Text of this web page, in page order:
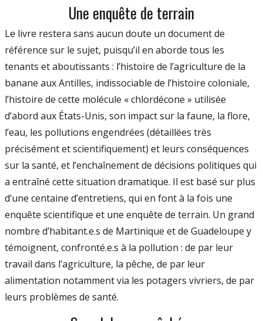
Une enquête de terrain
Le livre restera sans aucun doute un document de
référence sur le sujet, puisqu’il en aborde tous les
tenants et aboutissants : l’histoire de l’agriculture de la
banane aux Antilles, indissociable de l’histoire coloniale,
l’histoire de cette molécule « chlordécone » utilisée
d’abord aux États-Unis, son impact sur la faune, la flore,
l’eau, les pollutions engendrées (détaillées très
précisément et scientifiquement) et leurs conséquences
sur la santé, et l’enchaînement de décisions politiques qui
a entraîné cette situation dramatique. Il est basé sur plus
d’une centaine d’entretiens, qui en font à la fois une
enquête scientifique et une enquête de terrain. Un grand
nombre d’habitant.e.s de Martinique et de Guadeloupe y
témoignent, confronté.e.s à la pollution : de par leur
travail dans l’agriculture, la pêche, de par leur
alimentation notamment via les potagers vivriers, de par
leurs problèmes de santé.